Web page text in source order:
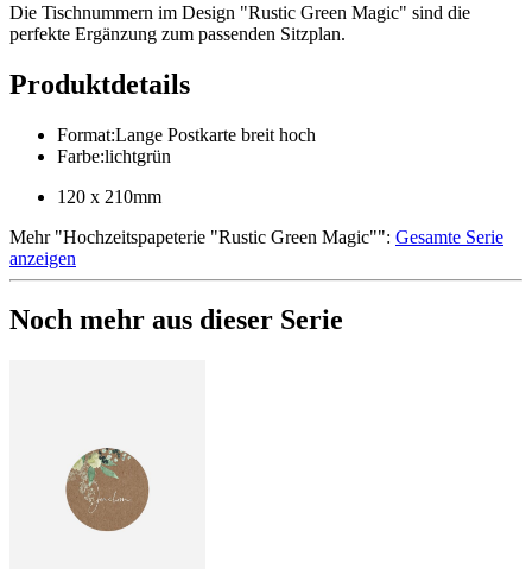
Die Tischnummern im Design "Rustic Green Magic" sind die
perfekte Ergänzung zum passenden Sitzplan.
Produktdetails
Format:Lange Postkarte breit hoch
Farbe:lichtgrün
120 x 210mm
Mehr"Hochzeitspapeterie "Rustic Green Magic"": Gesamte Serie
anzeigen
Noch mehr aus dieser Serie